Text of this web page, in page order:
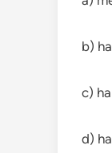
b)
c)
d)